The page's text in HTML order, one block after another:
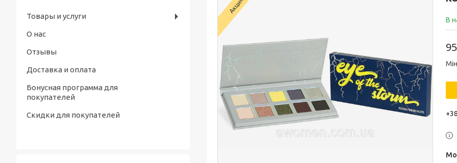
В
Акция
Товары и услуги
О нас
Отзывы
Доставка и оплата
Бонусная программа для
покупателей
Скидки для покупателей